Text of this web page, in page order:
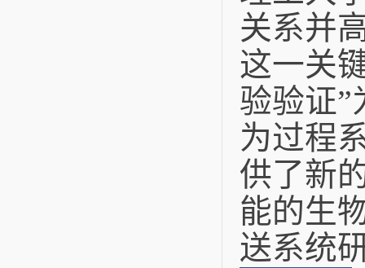
关系并
这一关
验验证”
为过程
供了新
能的生
送系统